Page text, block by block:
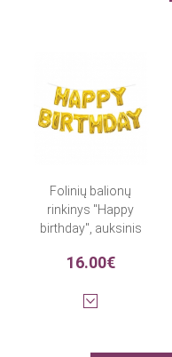
Folinių balionų
rinkinys "Happy
birthday", auksinis
16.00€